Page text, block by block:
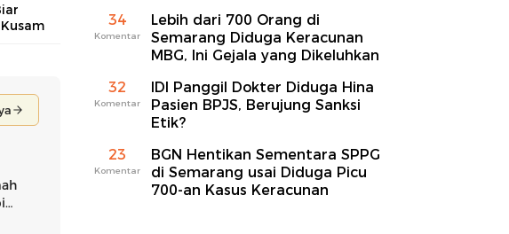
34
Komentar
Lebih dari 700 Orang di
Semarang Diduga Keracunan
MBG, Ini Gejala yang Dikeluhkan
32
Komentar
IDI Panggil Dokter Diduga Hina
Pasien BPJS, Berujung Sanksi
Etik?
23
Komentar
BGN Hentikan Sementara SPPG
di Semarang usai Diduga Picu
700-an Kasus Keracunan